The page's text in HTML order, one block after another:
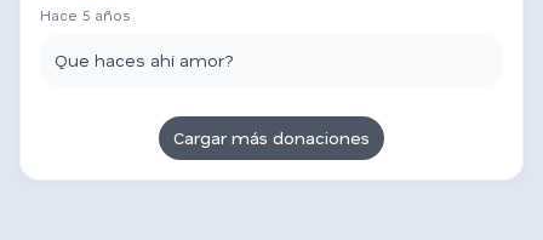
Hace 5 años
Que haces ahi amor?
Cargar más donaciones